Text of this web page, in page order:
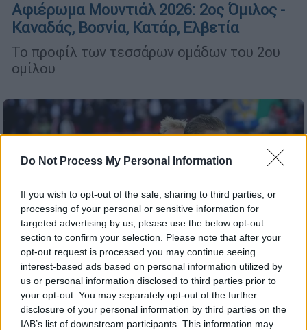
Do Not Process My Personal Information
If you wish to opt-out of the sale, sharing to third parties, or
processing of your personal or sensitive information for
targeted advertising by us, please use the below opt-out
section to confirm your selection. Please note that after your
opt-out request is processed you may continue seeing
interest-based ads based on personal information utilized by
us or personal information disclosed to third parties prior to
your opt-out. You may separately opt-out of the further
disclosure of your personal information by third parties on the
IAB’s list of downstream participants. This information may
Αφιέρωμα Μουντιάλ 2026: 2ος Όμιλος -
Καναδάς, Βοσνία, Κατάρ, Ελβετία
Το προφίλ των τεσσάρων ομάδων του 2ου
ομίλου
Αθλητισμός|06.07.2024 21:52